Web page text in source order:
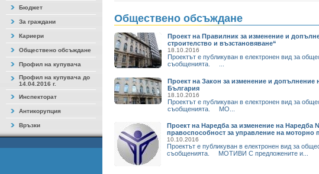
Бюджет
За граждани
Кариери
Обществено обсъждане
Профил на купувача
Профил на купувача до
14.04.2016 г.
Инспекторат
Антикорупция
Връзки
Обществено обсъждане
Проект на Правилник за изменение и
строителство и възстановяване“
18.10.2016
Проектът е публикуван в електронен вид за
съобщенията. ...
Проект на Закон за изменение и допълнение
България
18.10.2016
Проектът е публикуван в електронен вид за
съобщенията. МО...
Проект на Наредба за изменение на Наредба
правоспособност за управление на моторно
10.10.2016
Проектът е публикуван в електронен вид за
съобщенията. МОТИВИ С предложените и...